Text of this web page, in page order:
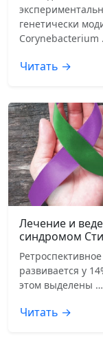
генетически
Corynebacterium
Читать →
Лечение и
синдромом
развивается у
этом выделены …
Читать →